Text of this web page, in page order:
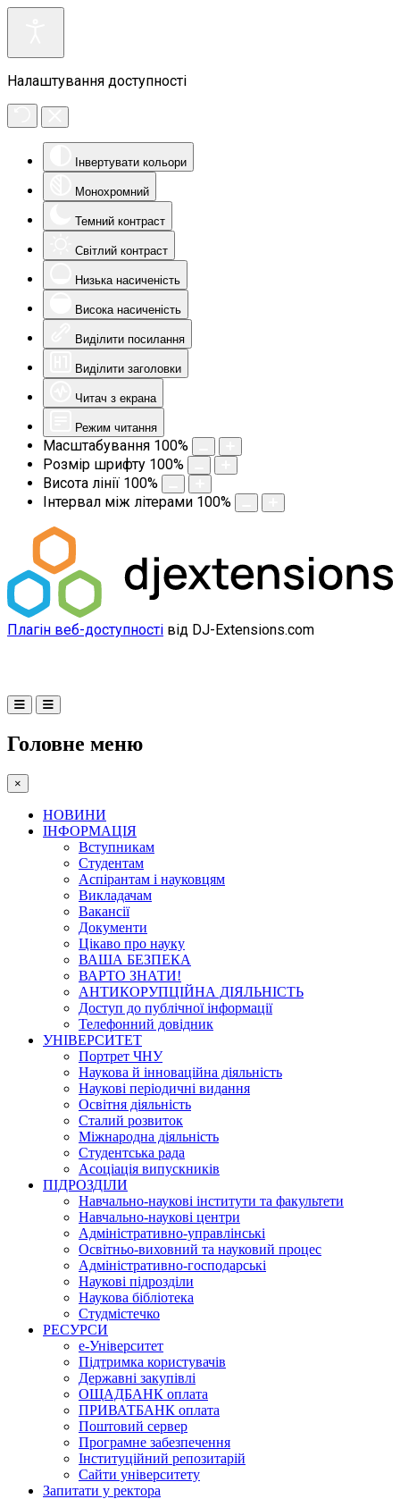
Налаштування доступності
Інвертувати кольори
Монохромний
Темний контраст
Світлий контраст
Низька насиченість
Висока насиченість
Виділити посилання
Виділити заголовки
Читач з екрана
Режим читання
Масштабування 100%
Розмір шрифту 100%
Висота лінії 100%
Інтервал між літерами 100%
Плагін веб-доступності від DJ-Extensions.com
Головне меню
×
НОВИНИ
ІНФОРМАЦІЯ
Вступникам
Студентам
Аспірантам і науковцям
Викладачам
Вакансії
Документи
Цікаво про науку
ВАША БЕЗПЕКА
ВАРТО ЗНАТИ!
АНТИКОРУПЦІЙНА ДІЯЛЬНІСТЬ
Доступ до публічної інформації
Телефонний довідник
УНІВЕРСИТЕТ
Портрет ЧНУ
Наукова й інноваційна діяльність
Наукові періодичні видання
Освітня діяльність
Сталий розвиток
Міжнародна діяльність
Студентська рада
Асоціація випускників
ПІДРОЗДІЛИ
Навчально-наукові інститути та факультети
Навчально-наукові центри
Адміністративно-управлінські
Освітньо-виховний та науковий процес
Адміністративно-господарські
Наукові підрозділи
Наукова бібліотека
Студмістечко
РЕСУРСИ
е-Університет
Підтримка користувачів
Державні закупівлі
ОЩАДБАНК оплата
ПРИВАТБАНК оплата
Поштовий сервер
Програмне забезпечення
Інституційний репозитарій
Сайти університету
Запитати у ректора